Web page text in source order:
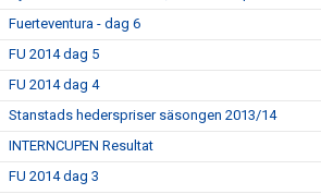
Fuerteventura - dag 6
FU 2014 dag 5
FU 2014 dag 4
Stanstads hederspriser säsongen 2013/14
INTERNCUPEN Resultat
FU 2014 dag 3